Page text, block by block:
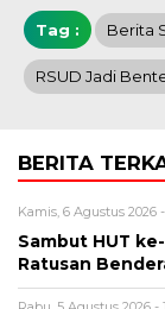
Tag : Berita
RSUD Jadi
BERITA
Kamis, 6 Agustus 2026
Sambut HUT
Ratusan